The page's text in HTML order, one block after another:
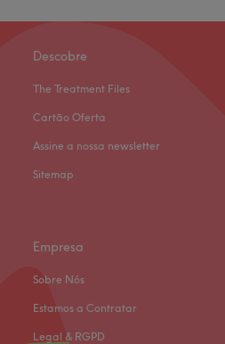
Descobre
The Treatment Files
Cartão Oferta
Assine a nossa newsletter
Sitemap
Empresa
Sobre Nós
Estamos a Contratar
Legal & RGPD